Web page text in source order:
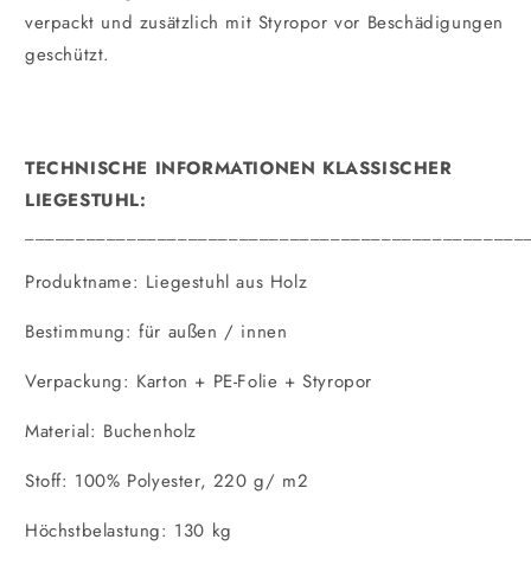
verpackt und zusätzlich mit Styropor vor Beschädigungen
geschützt.
TECHNISCHE INFORMATIONEN KLASSISCHER
LIEGESTUHL:
Produktname: Liegestuhl aus Holz
Bestimmung: für außen / innen
Verpackung: Karton + PE-Folie + Styropor
Material: Buchenholz
Stoff: 100% Polyester, 220 g/ m2
Höchstbelastung: 130 kg